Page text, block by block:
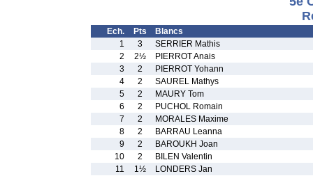
Ech. Pts
Blancs
1
3
SERRIER Mathis
2
2½
PIERROT Anais
3
2
PIERROT Yohann
4
2
SAUREL Mathys
5
2
MAURY Tom
6
2
PUCHOL Romain
7
2
MORALES Maxime
8
2
BARRAU Leanna
9
2
BAROUKH Joan
10
2
BILEN Valentin
11
1½
LONDERS Jan